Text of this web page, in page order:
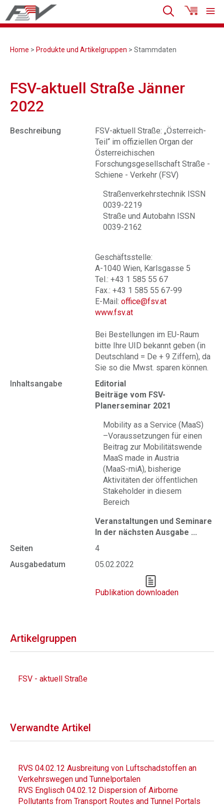
Home > Produkte und Artikelgruppen > Stammdaten
FSV-aktuell Straße Jänner
2022
Beschreibung
FSV-aktuell Straße: „Österreich-
Teil“ im offiziellen Organ der
Österreichischen
Forschungsgesellschaft Straße -
Schiene - Verkehr (FSV)
Straßenverkehrstechnik ISSN
0039-2219
Straße und Autobahn ISSN
0039-2162
Geschäftsstelle:
A-1040 Wien, Karlsgasse 5
Tel.: +43 1 585 55 67
Fax.: +43 1 585 55 67-99
E-Mail: office@fsv.at
www.fsv.at
Bei Bestellungen im EU-Raum
bitte Ihre UID bekannt geben (in
Deutschland = De + 9 Ziffern), da
Sie so die Mwst. sparen können.
Inhaltsangabe
Editorial
Beiträge vom FSV-
Planerseminar 2021
Mobility as a Service (MaaS)
–Voraussetzungen für einen
Beitrag zur Mobilitätswende
MaaS made in Austria
(MaaS-miA), bisherige
Aktivitäten der öffentlichen
Stakeholder in diesem
Bereich
Veranstaltungen und Seminare
In der nächsten Ausgabe ...
Seiten
4
Ausgabedatum
05.02.2022
Publikation downloaden
Artikelgruppen
FSV - aktuell Straße
Verwandte Artikel
RVS 04.02.12 Ausbreitung von Luftschadstoffen an
Verkehrswegen und Tunnelportalen
RVS Englisch 04.02.12 Dispersion of Airborne
Pollutants from Transport Routes and Tunnel Portals